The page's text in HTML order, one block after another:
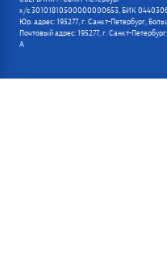
к/с 30101810500000000653, БИК
Юр. адрес: 195277, г. Санкт-Петербург,
Почтовый адрес: 195277, г. Санкт-
А